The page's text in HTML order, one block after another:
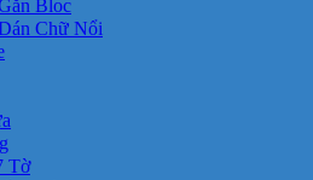
Bloc
Chữ Nổi
Tờ